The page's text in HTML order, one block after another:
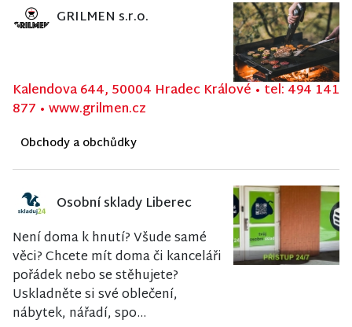
GRILMEN s.r.o.
Kalendova 644, 50004 Hradec Králové • tel: 494 141
877 • www.grilmen.cz
Obchody a obchůdky
Osobní sklady Liberec
Není doma k hnutí? Všude samé
věci? Chcete mít doma či kanceláři
pořádek nebo se stěhujete?
Uskladněte si své oblečení,
nábytek, nářadí, spo...